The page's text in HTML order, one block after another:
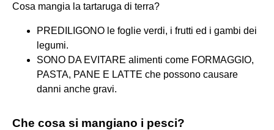
Cosa mangia la tartaruga di terra?
PREDILIGONO le foglie verdi, i frutti ed i gambi dei
legumi.
SONO DA EVITARE alimenti come FORMAGGIO,
PASTA, PANE E LATTE che possono causare
danni anche gravi.
Che cosa si mangiano i pesci?